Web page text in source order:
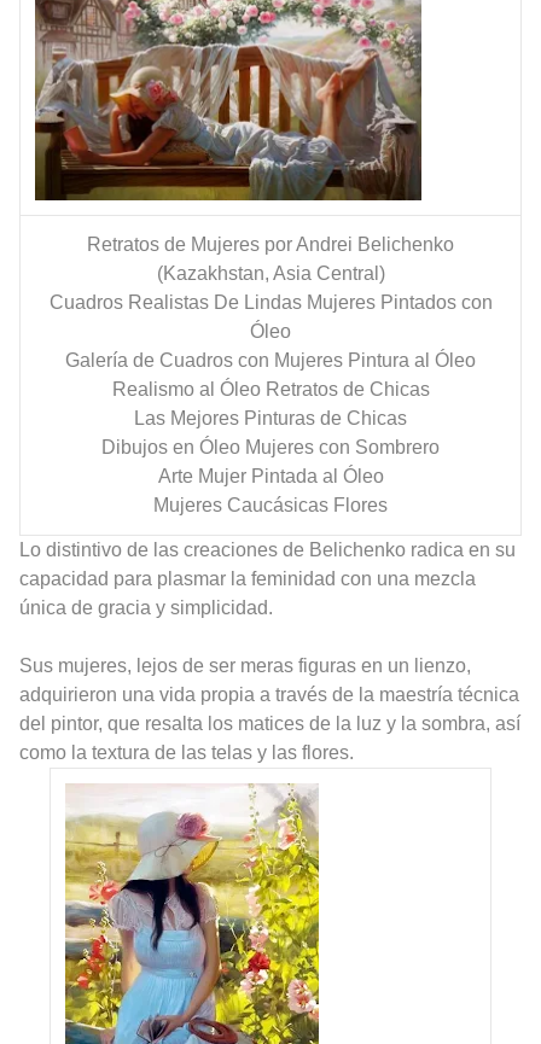
Retratos de Mujeres por Andrei Belichenko
(Kazakhstan, Asia Central)
Cuadros Realistas De Lindas Mujeres Pintados con
Óleo
Galería de Cuadros con Mujeres Pintura al Óleo
Realismo al Óleo Retratos de Chicas
Las Mejores Pinturas de Chicas
Dibujos en Óleo Mujeres con Sombrero
Arte Mujer Pintada al Óleo
Mujeres Caucásicas Flores
Lo distintivo de las creaciones de Belichenko radica en su
capacidad para plasmar la feminidad con una mezcla
única de gracia y simplicidad.
Sus mujeres, lejos de ser meras figuras en un lienzo,
adquirieron una vida propia a través de la maestría técnica
del pintor, que resalta los matices de la luz y la sombra, así
como la textura de las telas y las flores.